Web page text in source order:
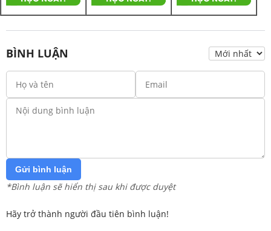
BÌNH LUẬN
Gửi bình luận
*Bình luận sẽ hiển thị sau khi được duyệt
Hãy trở thành người đầu tiên bình luận!